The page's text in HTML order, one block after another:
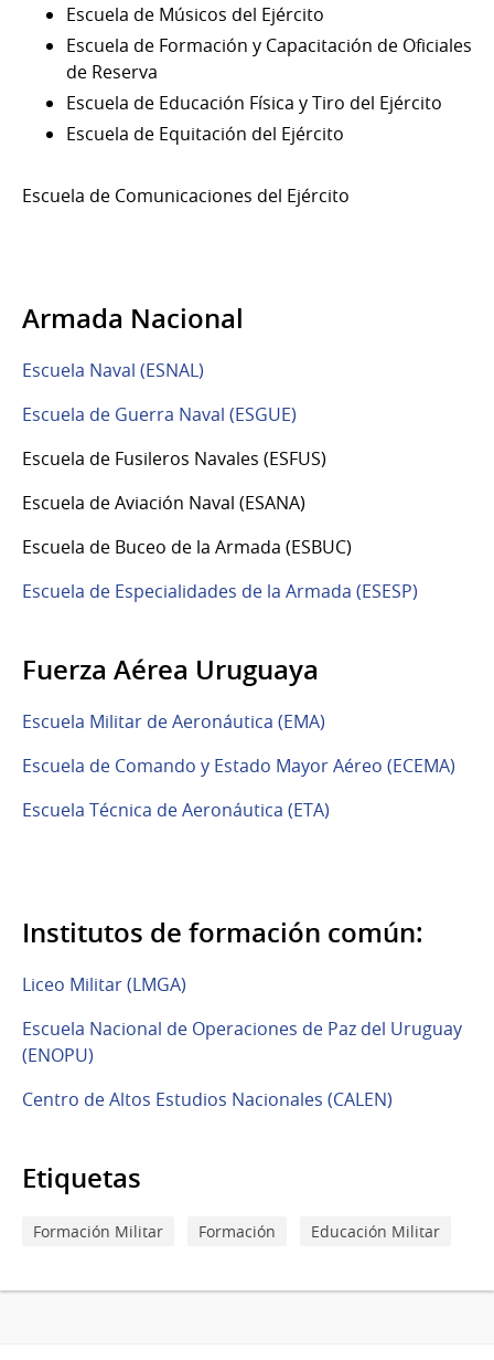
Escuela de Músicos del Ejército
Escuela de Formación y Capacitación de Oficiales
de Reserva
Escuela de Educación Física y Tiro del Ejército
Escuela de Equitación del Ejército
Escuela de Comunicaciones del Ejército
Armada Nacional
Escuela Naval (ESNAL)
Escuela de Guerra Naval (ESGUE)
Escuela de Fusileros Navales (ESFUS)
Escuela de Aviación Naval (ESANA)
Escuela de Buceo de la Armada (ESBUC)
Escuela de Especialidades de la Armada (ESESP)
Fuerza Aérea Uruguaya
Escuela Militar de Aeronáutica (EMA)
Escuela de Comando y Estado Mayor Aéreo (ECEMA)
Escuela Técnica de Aeronáutica (ETA)
Institutos de formación común:
Liceo Militar (LMGA)
Escuela Nacional de Operaciones de Paz del Uruguay
(ENOPU)
Centro de Altos Estudios Nacionales (CALEN)
Etiquetas
Formación Militar Formación Educación Militar